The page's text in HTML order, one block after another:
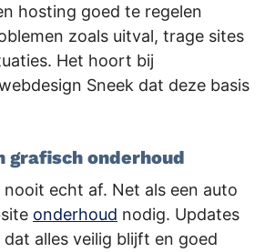
hosting goed te regelen
zoals uitval, trage sites
Het hoort bij
Sneek dat deze basis
grafisch onderhoud
nooit echt af. Net als een auto
onderhoud nodig. Updates
alles veilig blijft en goed